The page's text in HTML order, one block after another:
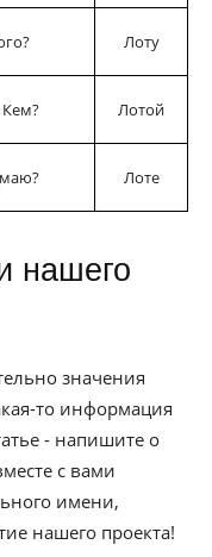
Лоту
Лотой
Лоте
значения
то информация
- напишите о
с вами
имени,
нашего проекта!